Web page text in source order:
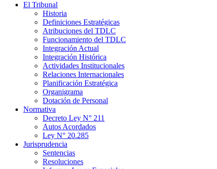
El Tribunal
Historia
Definiciones Estratégicas
Atribuciones del TDLC
Funcionamiento del TDLC
Integración Actual
Integración Histórica
Actividades Institucionales
Relaciones Internacionales
Planificación Estratégica
Organigrama
Dotación de Personal
Normativa
Decreto Ley N° 211
Autos Acordados
Ley N° 20.285
Jurisprudencia
Sentencias
Resoluciones